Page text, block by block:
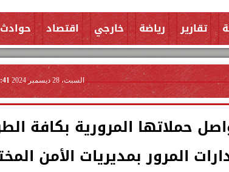
تقارير رياضة خارجي اقتصاد حوادث
السبت، 28 ديسمبر 2024
حملاتها المرورية بكافة
المرور بمديريات الأمن